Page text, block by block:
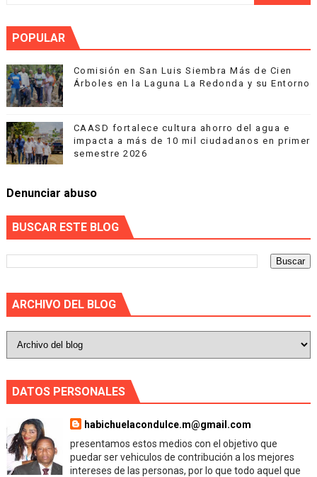
POPULAR
Comisión en San Luis Siembra Más de Cien
Árboles en la Laguna La Redonda y su Entorno
CAASD fortalece cultura ahorro del agua e
impacta a más de 10 mil ciudadanos en primer
semestre 2026
Denunciar abuso
BUSCAR ESTE BLOG
ARCHIVO DEL BLOG
DATOS PERSONALES
habichuelacondulce.m@gmail.com
presentamos estos medios con el objetivo que
puedar ser vehiculos de contribución a los mejores
intereses de las personas, por lo que todo aquel que